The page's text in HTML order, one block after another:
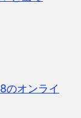
のオンライ